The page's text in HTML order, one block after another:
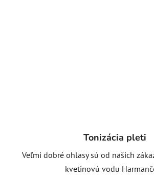
Tonizácia pleti
Veľmi dobré ohlasy sú od našich
kvetinovú vodu